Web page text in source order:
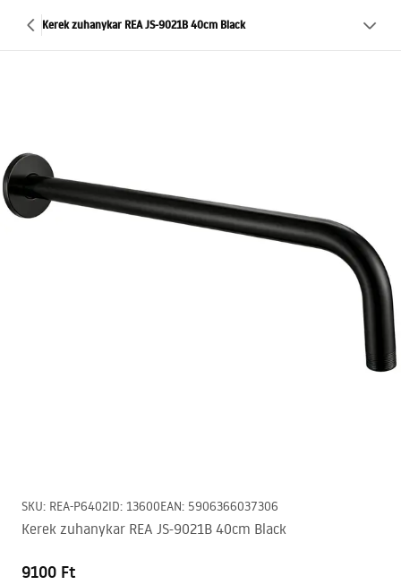
Kerek zuhanykar REA JS-9021B 40cm Black
SKU: REA-P6402ID: 13600EAN: 5906366037306
Kerek zuhanykar REA JS-9021B 40cm Black
9100 Ft